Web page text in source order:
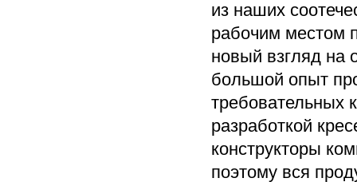
из наших
рабочим местом
новый взгляд на
большой опыт
требовательных
разработкой
конструкторы
поэтому вся